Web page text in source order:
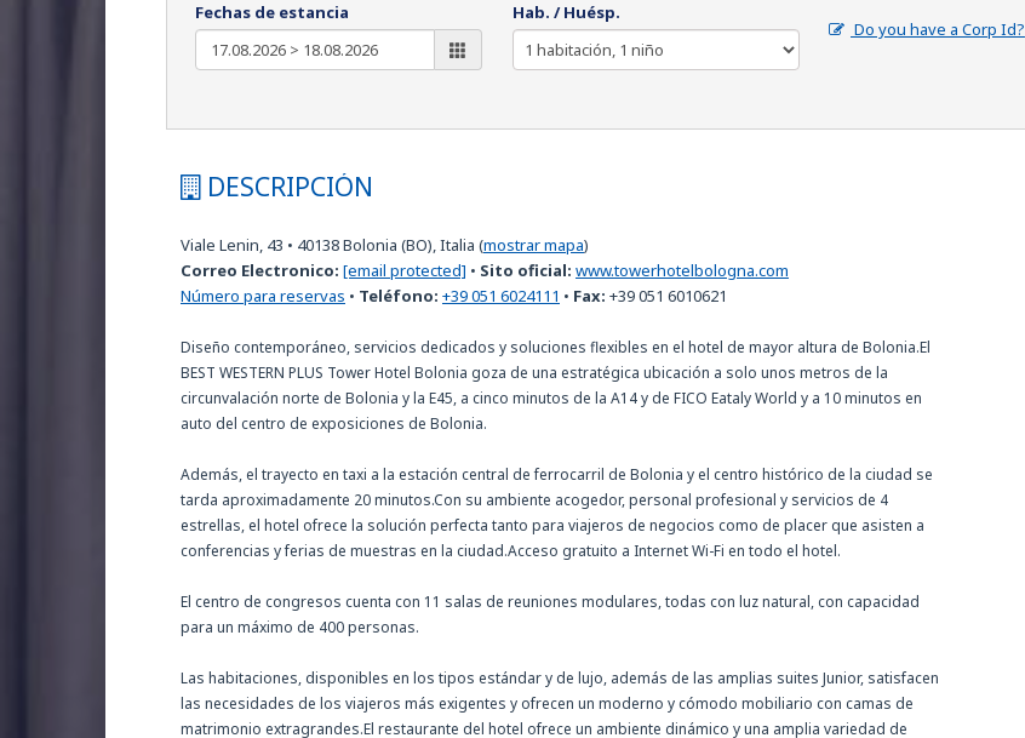
Fechas de estancia Hab. / Huésp.
Do you have a Corp Id?
DESCRIPCIÓN
Viale Lenin, 43 • 40138Bolonia (BO), Italia (mostrar mapa)
Correo Electronico: [email protected] • Sito oficial: www.towerhotelbologna.com
Número para reservas • Teléfono: +39 051 6024111 • Fax: +39 051 6010621
Diseño contemporáneo, servicios dedicados y soluciones flexibles en el hotel de mayor altura de Bolonia.El
BEST WESTERN PLUS Tower Hotel Bolonia goza de una estratégica ubicación a solo unos metros de la
circunvalación norte de Bolonia y la E45, a cinco minutos de la A14 y de FICO Eataly World y a 10 minutos en
auto del centro de exposiciones de Bolonia.
Además, el trayecto en taxi a la estación central de ferrocarril de Bolonia y el centro histórico de la ciudad se
tarda aproximadamente 20 minutos.Con su ambiente acogedor, personal profesional y servicios de 4
estrellas, el hotel ofrece la solución perfecta tanto para viajeros de negocios como de placer que asisten a
conferencias y ferias de muestras en la ciudad.Acceso gratuito a Internet Wi-Fi en todo el hotel.
El centro de congresos cuenta con 11 salas de reuniones modulares, todas con luz natural, con capacidad
para un máximo de 400 personas.
Las habitaciones, disponibles en los tipos estándar y de lujo, además de las amplias suites Junior, satisfacen
las necesidades de los viajeros más exigentes y ofrecen un moderno y cómodo mobiliario con camas de
matrimonio extragrandes.El restaurante del hotel ofrece un ambiente dinámico y una amplia variedad de